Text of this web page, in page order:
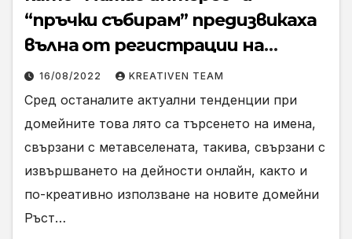
“пръчки събирам” предизвикаха
вълна от регистрации на
домейни
16/08/2022 KREATIVEN TEAM
Сред останалите актуални тенденции при
домейните това лято са търсенето на имена,
свързани с метавселената, такива, свързани с
извършването на дейности онлайн, както и
по-креативно използване на новите домейни
Ръст…